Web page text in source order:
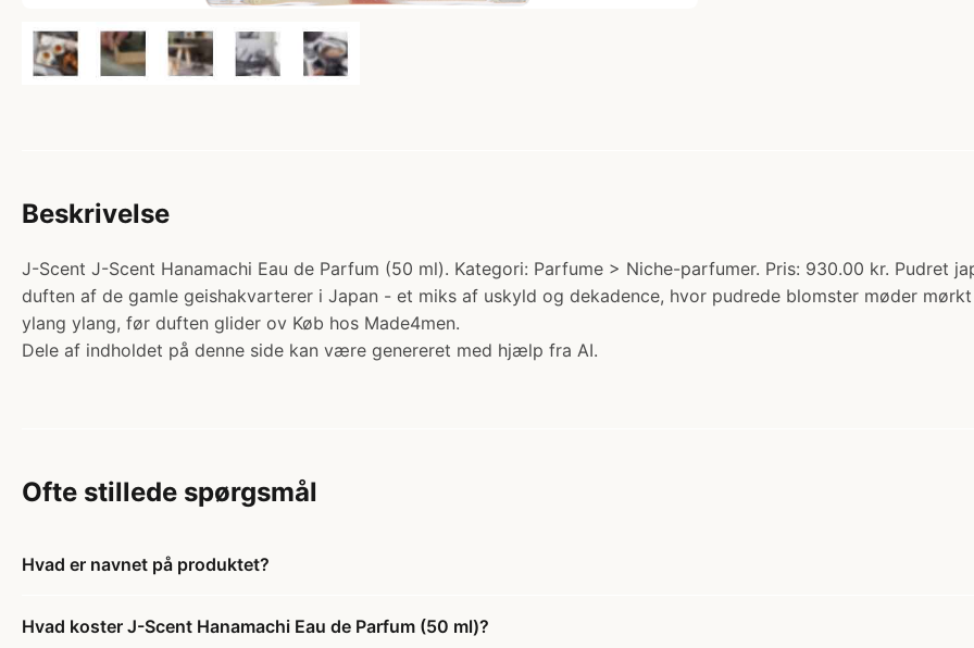
Beskrivelse
J-Scent J-Scent Hanamachi Eau de Parfum (50 ml). Kategori: Parfume > Niche-parfumer. Pris: 930.00 kr. Pudret
duften af de gamle geishakvarterer i Japan - et miks af uskyld og dekadence, hvor pudrede blomster møder
ylang ylang, før duften glider ov Køb hos Made4men.
Dele af indholdet på denne side kan være genereret med hjælp fra AI.
Ofte stillede spørgsmål
Hvad er navnet på produktet?
Hvad koster J-Scent Hanamachi Eau de Parfum (50 ml)?